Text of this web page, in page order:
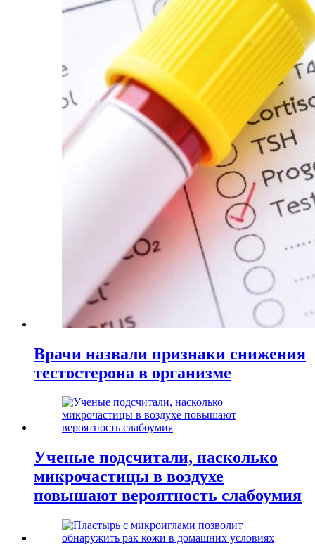
Врачи назвали признаки снижения
тестостерона в организме
Ученые подсчитали, насколько
микрочастицы в воздухе
повышают вероятность слабоумия